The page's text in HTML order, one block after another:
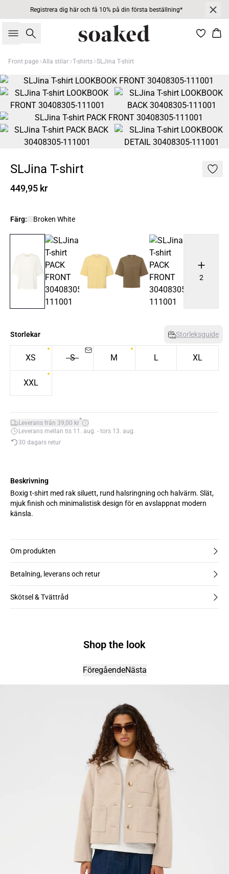
Registrera dig här och få 10% på din första beställning*
Sök
Front page Alla stilar T-shirts SLJina T-shirt
SLJina T-shirt
449,95 kr
Färg: Broken White
2
Storlekar Storleksguide
XS S M L XL
XXL
Leverans från 39,00 kr*
Leverans mellan tis 11. aug. - tors 13. aug.
30 dagars retur
Beskrivning
Boxig t-shirt med rak siluett, rund halsringning och halvärm. Slät,
mjuk finish och minimalistisk design för en avslappnat modern
känsla.
Om produkten
Betalning, leverans och retur
Skötsel & Tvättråd
Shop the look
FöregåendeNästa